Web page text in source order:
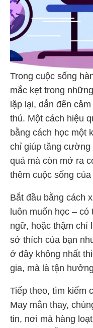
Trong cuộc sống
mắc kẹt trong
lặp lại, dẫn đến
thú. Một cách hiệu
bằng cách học một
chỉ giúp tăng
quả mà còn mở ra
thêm cuộc sống của
Bắt đầu bằng cách
luôn muốn học –
ngữ, hoặc thậm chí
sở thích của bạn
ở đây không nhất
gia, mà là tận
Tiếp theo, tìm kiếm
May mắn thay,
tin, nơi mà hàng